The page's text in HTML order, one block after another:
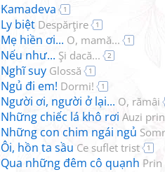
Kamadeva 1
Ly biệt Despărţire 1
Mẹ hiền ơi... O, mamă... 1
Nếu như... Şi dacă... 2
Nghĩ suy Glossă 1
Ngủ đi em! Dormi! 1
Người ơi, người ở lại... O, rămâi
Những chiếc lá khô rơi Auzi
Những con chim ngái ngủ
Ôi, hồn ta sầu Ce suflet trist 1
Qua những đêm cô quạnh